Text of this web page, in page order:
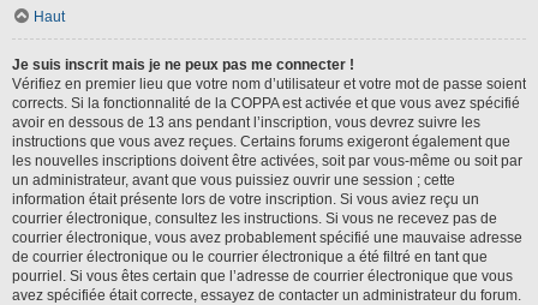
Haut
Je suis inscrit mais je ne peux pas me connecter !
Vérifiez en premier lieu que votre nom d’utilisateur et votre mot de passe soient
corrects. Si la fonctionnalité de la COPPA est activée et que vous avez spécifié
avoir en dessous de 13 ans pendant l’inscription, vous devrez suivre les
instructions que vous avez reçues. Certains forums exigeront également que
les nouvelles inscriptions doivent être activées, soit par vous-même ou soit par
un administrateur, avant que vous puissiez ouvrir une session ; cette
information était présente lors de votre inscription. Si vous aviez reçu un
courrier électronique, consultez les instructions. Si vous ne recevez pas de
courrier électronique, vous avez probablement spécifié une mauvaise adresse
de courrier électronique ou le courrier électronique a été filtré en tant que
pourriel. Si vous êtes certain que l’adresse de courrier électronique que vous
avez spécifiée était correcte, essayez de contacter un administrateur du forum.